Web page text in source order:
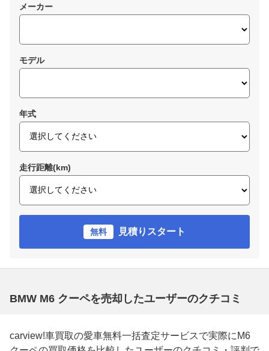
メーカー
モデル
年式
走行距離(km)
無料 見積りスタート
BMW M6 クーペを売却したユーザーのクチコミ
carview!車買取の愛車無料一括査定サービスで実際にM6